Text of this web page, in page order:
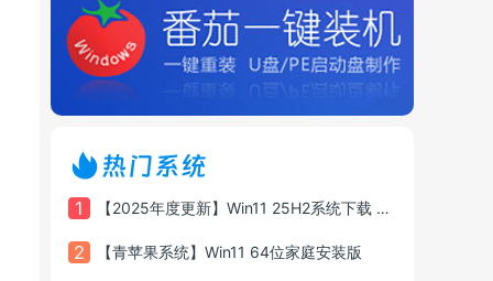
热门系统
1 【2025年度更新】Win11 25H2系统下载 26200.6725 X64 专业版
2 【青苹果系统】Win11 64位家庭安装版